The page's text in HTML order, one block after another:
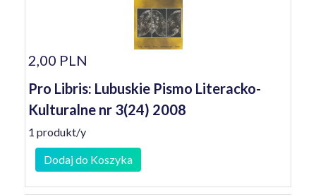
2,00 PLN
Pro Libris: Lubuskie Pismo Literacko-
Kulturalne nr 3(24) 2008
1 produkt/y
Dodaj do Koszyka